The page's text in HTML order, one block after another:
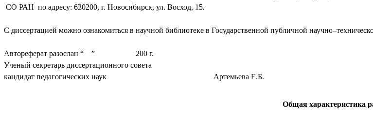
СО РАН по адресу: 630200, г. Новосибирск, ул. Восход, 15.
С диссертацией можно ознакомиться в научной библиотеке в Государственной публичной
Автореферат разослан “ ” 200 г.
Ученый секретарь диссертационного совета
кандидат педагогических наук
Артемьева Е.Б.
Общая характеристика